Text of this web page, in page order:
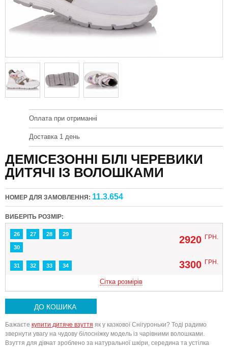
Оплата при отриманні
Доставка 1 день
ДЕМІСЕЗОННІ БІЛІ ЧЕРЕВИКИ
ДИТЯЧІ ІЗ ВОЛОШКАМИ
НОМЕР ДЛЯ ЗАМОВЛЕННЯ: 11.3.654
ВИБЕРІТЬ РОЗМІР:
26 27 28 29
30
2920 ГРН.
31 32 33 34 3300 ГРН.
Сітка розмірів
ДО КОШИКА
Бажаєте купити дитяче взуття як у казкової Снігуроньки? Тоді радимо
звернути увагу на чудову білосніжку модель із чарівними волошками.
Взуття для дівчат зроблено за натуральної шкіри, середина та устілка